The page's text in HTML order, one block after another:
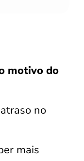
motivo do
no
mais